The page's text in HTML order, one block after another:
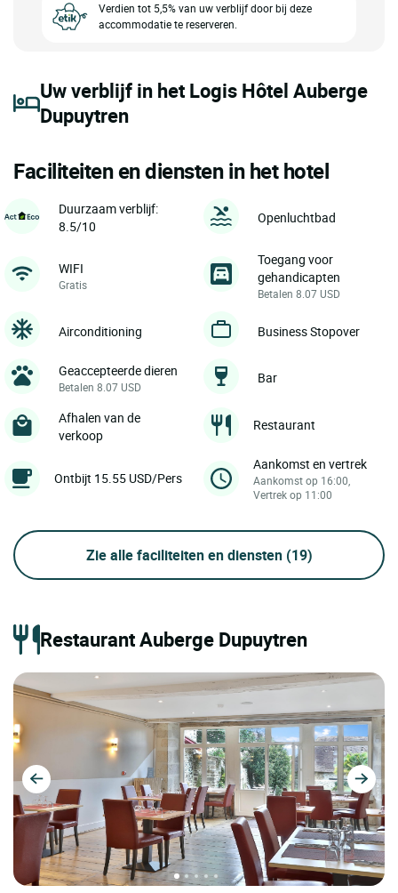
Verdien tot 5,5% van uw verblijf door bij deze
accommodatie te reserveren.
Uw verblijf in het Logis Hôtel Auberge
Dupuytren
Faciliteiten en diensten in het hotel
Duurzaam verblijf:
8.5/10
Openluchtbad
WIFI
Gratis
Toegang voor
gehandicapten
Betalen 8.07 USD
Airconditioning Business Stopover
Geaccepteerde dieren
Betalen 8.07 USD
Bar
Afhalen van de
verkoop
Restaurant
Ontbijt 15.55 USD/Pers
Aankomst en vertrek
Aankomst op 16:00,
Vertrek op 11:00
Zie alle faciliteiten en diensten (19)
Restaurant Auberge Dupuytren